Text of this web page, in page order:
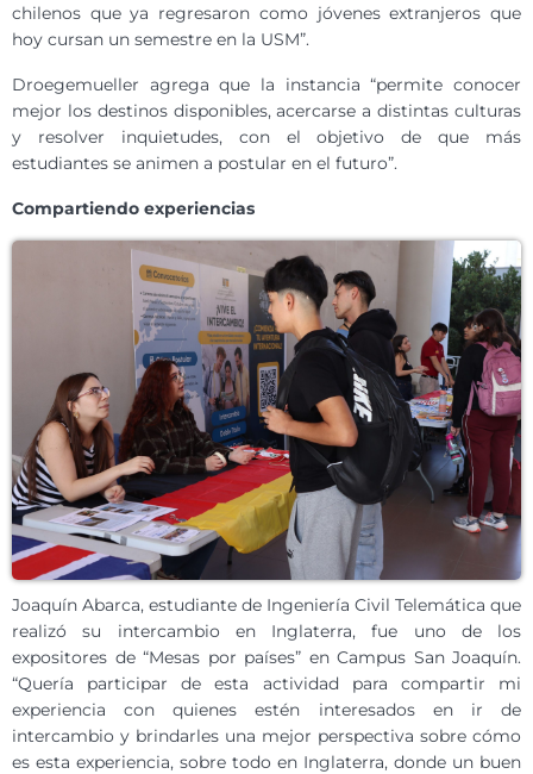
chilenos que ya regresaron como jóvenes extranjeros que
hoy cursan un semestre en la USM”.
Droegemueller agrega que la instancia “permite conocer
mejor los destinos disponibles, acercarse a distintas culturas
y resolver inquietudes, con el objetivo de que más
estudiantes se animen a postular en el futuro”.
Compartiendo experiencias
Joaquín Abarca, estudiante de Ingeniería Civil Telemática que
realizó su intercambio en Inglaterra, fue uno de los
expositores de “Mesas por países” en Campus San Joaquín.
“Quería participar de esta actividad para compartir mi
experiencia con quienes estén interesados en ir de
intercambio y brindarles una mejor perspectiva sobre cómo
es esta experiencia, sobre todo en Inglaterra, donde un buen